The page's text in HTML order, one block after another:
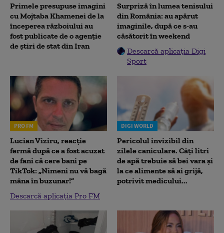
Primele presupuse imagini
cu Mojtaba Khamenei de la
începerea războiului au
fost publicate de o agenție
de știri de stat din Iran
Surpriză în lumea tenisului
din România: au apărut
imaginile, după ce s-au
căsătorit în weekend
Descarcă aplicația Digi
Sport
PRO FM
Lucian Viziru, reacție
fermă după ce a fost acuzat
de fani că cere bani pe
TikTok: „Nimeni nu vă bagă
mâna în buzunar!”
Descarcă aplicația Pro FM
DIGI WORLD
Pericolul invizibil din
zilele caniculare. Câți litri
de apă trebuie să bei vara și
la ce alimente să ai grijă,
potrivit medicului...